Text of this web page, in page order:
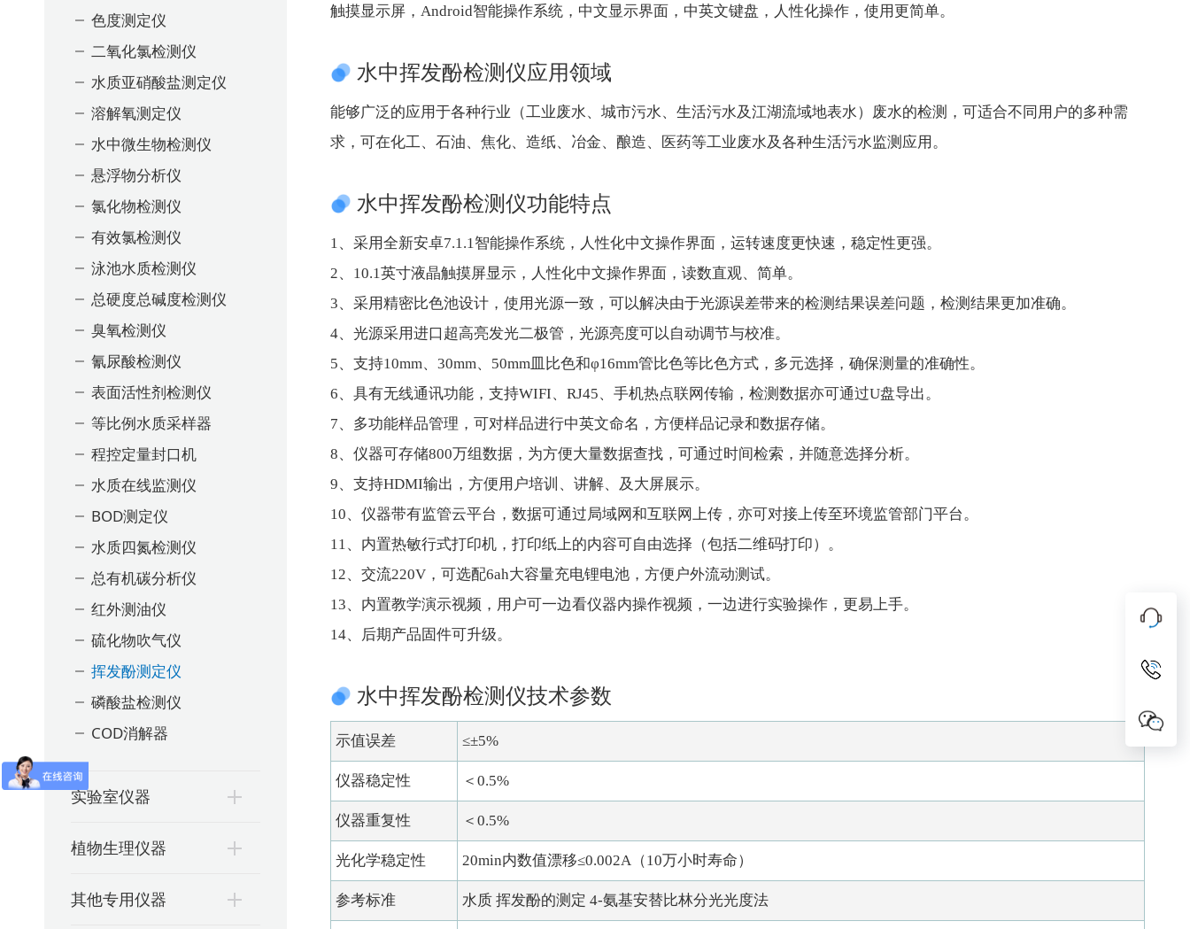
色度测定仪
二氧化氯检测仪
水质亚硝酸盐测定仪
溶解氧测定仪
水中微生物检测仪
悬浮物分析仪
氯化物检测仪
有效氯检测仪
泳池水质检测仪
总硬度总碱度检测仪
臭氧检测仪
氰尿酸检测仪
表面活性剂检测仪
等比例水质采样器
程控定量封口机
水质在线监测仪
BOD测定仪
水质四氮检测仪
总有机碳分析仪
红外测油仪
硫化物吹气仪
挥发酚测定仪
磷酸盐检测仪
COD消解器
实验室仪器
植物生理仪器
其他专用仪器
触摸显示屏，Android智能操作系统，中文显示界面，中英文键盘，人性化操作，使用更简单。
水中挥发酚检测仪应用领域
能够广泛的应用于各种行业（工业废水、城市污水、生活污水及江湖流域地表水）废水的检测，可适合不同用户的多种需
求，可在化工、石油、焦化、造纸、冶金、酿造、医药等工业废水及各种生活污水监测应用。
水中挥发酚检测仪功能特点
1、采用全新安卓7.1.1智能操作系统，人性化中文操作界面，运转速度更快速，稳定性更强。
2、10.1英寸液晶触摸屏显示，人性化中文操作界面，读数直观、简单。
3、采用精密比色池设计，使用光源一致，可以解决由于光源误差带来的检测结果误差问题，检测结果更加准确。
4、光源采用进口超高亮发光二极管，光源亮度可以自动调节与校准。
5、支持10mm、30mm、50mm皿比色和φ16mm管比色等比色方式，多元选择，确保测量的准确性。
6、具有无线通讯功能，支持WIFI、RJ45、手机热点联网传输，检测数据亦可通过U盘导出。
7、多功能样品管理，可对样品进行中英文命名，方便样品记录和数据存储。
8、仪器可存储800万组数据，为方便大量数据查找，可通过时间检索，并随意选择分析。
9、支持HDMI输出，方便用户培训、讲解、及大屏展示。
10、仪器带有监管云平台，数据可通过局域网和互联网上传，亦可对接上传至环境监管部门平台。
11、内置热敏行式打印机，打印纸上的内容可自由选择（包括二维码打印）。
12、交流220V，可选配6ah大容量充电锂电池，方便户外流动测试。
13、内置教学演示视频，用户可一边看仪器内操作视频，一边进行实验操作，更易上手。
14、后期产品固件可升级。
水中挥发酚检测仪技术参数
示值误差 ≤±5%
仪器稳定性 ＜0.5%
仪器重复性 ＜0.5%
光化学稳定性 20min内数值漂移≤0.002A（10万小时寿命）
参考标准 水质 挥发酚的测定 4-氨基安替比林分光光度法